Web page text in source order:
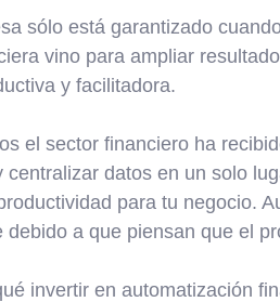
sólo está garantizado
vino para ampliar
y facilitadora.
el sector financiero ha
datos en un solo
para tu negocio.
a que piensan que el
invertir en automatización